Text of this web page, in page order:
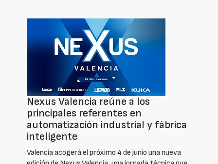
Nexus Valencia reúne a los
principales referentes en
automatización industrial y fábrica
inteligente
Valencia acogerá el próximo 4 de junio una nueva